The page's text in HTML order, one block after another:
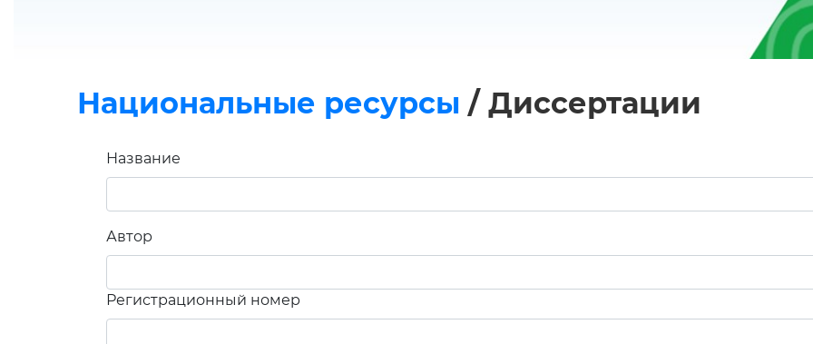
Национальные ресурсы / Диссертации
Название
Автор
Регистрационный номер